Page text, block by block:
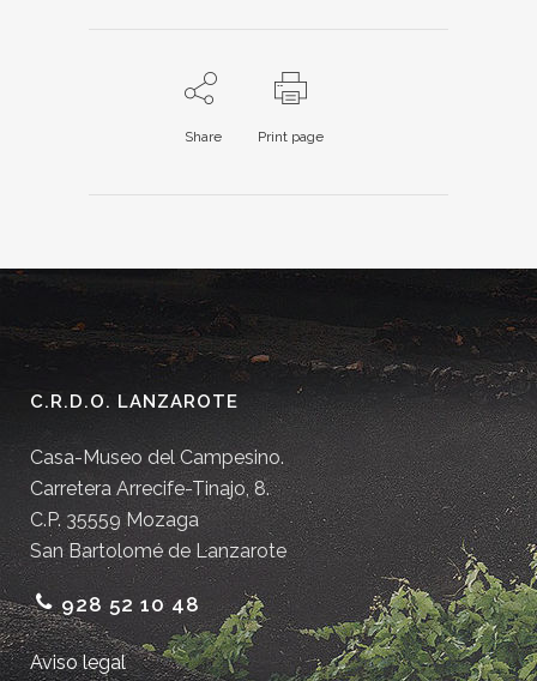
Share Print page
C.R.D.O. LANZAROTE
Casa-Museo del Campesino.
Carretera Arrecife-Tinajo, 8.
C.P. 35559 Mozaga
San Bartolomé de Lanzarote
928 52 10 48
Aviso legal